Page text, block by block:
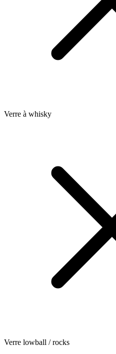
Verre à whisky
Verre lowball / rocks